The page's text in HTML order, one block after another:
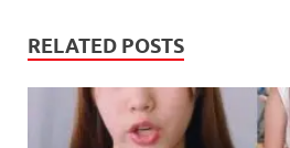
RELATED POSTS